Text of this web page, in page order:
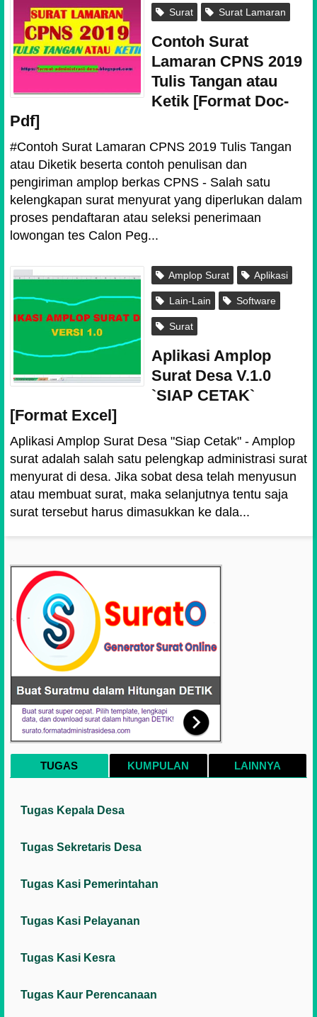
Surat Surat Lamaran
Contoh Surat
Lamaran CPNS 2019
Tulis Tangan atau
Ketik [Format Doc-
Pdf]
#Contoh Surat Lamaran CPNS 2019 Tulis Tangan
atau Diketik beserta contoh penulisan dan
pengiriman amplop berkas CPNS - Salah satu
kelengkapan surat menyurat yang diperlukan dalam
proses pendaftaran atau seleksi penerimaan
lowongan tes Calon Peg...
Amplop Surat Aplikasi
Lain-Lain Software
Surat
Aplikasi Amplop
Surat Desa V.1.0
`SIAP CETAK`
[Format Excel]
Aplikasi Amplop Surat Desa "Siap Cetak" - Amplop
surat adalah salah satu pelengkap administrasi surat
menyurat di desa. Jika sobat desa telah menyusun
atau membuat surat, maka selanjutnya tentu saja
surat tersebut harus dimasukkan ke dala...
TUGAS KUMPULAN LAINNYA
Tugas Kepala Desa
Tugas Sekretaris Desa
Tugas Kasi Pemerintahan
Tugas Kasi Pelayanan
Tugas Kasi Kesra
Tugas Kaur Perencanaan